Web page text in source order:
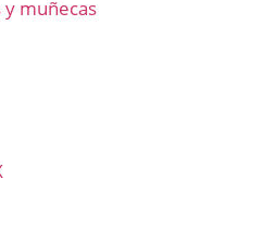
y muñecas